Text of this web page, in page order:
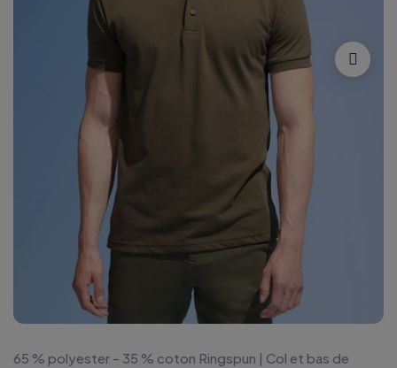
65 % polyester - 35 % coton Ringspun | Col et bas de